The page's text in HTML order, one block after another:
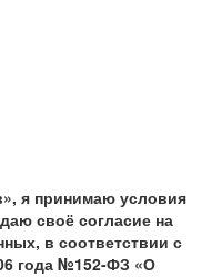
я принимаю условия
своё согласие на
в соответствии с
года №152-ФЗ «О